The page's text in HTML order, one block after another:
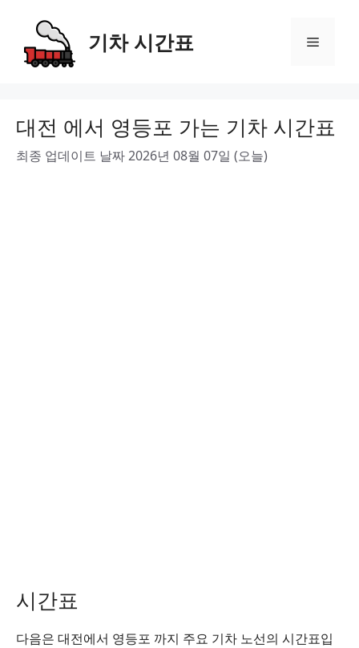
content
기차 시간표 Menu
대전 에서 영등포 가는 기차 시간표
최종 업데이트 날짜 2026년 08월 07일 (오늘)
시간표
다음은 대전에서 영등포 까지 주요 기차 노선의 시간표입